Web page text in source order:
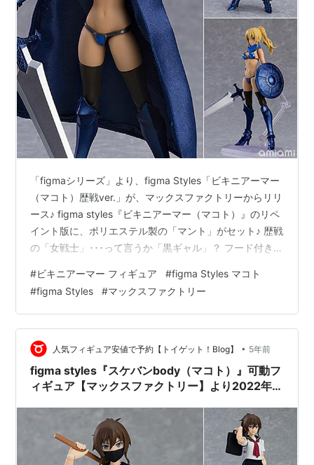
「figmaシリーズ」より、figma Styles「ビキニアーマー
（マコト）歴戦ver.」が、マックスファクトリーからリリ
ース♪ figma styles『ビキニアーマー（マコト）』のリペ
イント版に、ポリエステル製の「マント」がセット♪ 歴戦
の「女戦士」･･･って言うか「黒ギャル」？ フード付きの
ノンスケールの全高：約13.5cm。 原型製作は「榎本うに
子」「マックスファクトリー」。 （※敬称略） figma
styles『ビキニアーマー（マコト）歴戦ver.』可動フィギ
ュアは、マックスファクトリーより2022年05月発売の予
定です♪ 【…
#ビキニアーマー フィギュア #figma Styles マコト
#figma Styles #マックスファクトリー
人気フィギュア安値で予約【トイゲット！Blog】 • 5年前
figma styles『スケバンbody（マコト）』可動フ
ィギュア【マックスファクトリー】より2022年4